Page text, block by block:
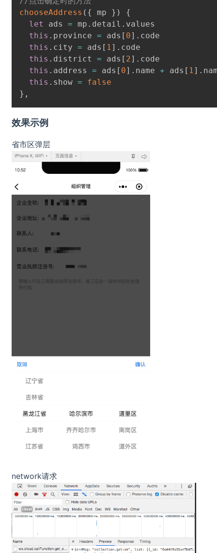
chooseAddress ( { mp } )
{
let
ads = mp . detail . values
this . province = ads [ 0] . code
this . city = ads [ 1] . code
this . district = ads [ 2] . code
this . address = ads [ 0] . name + ads [ 1] .
this . show =
false
} ,
效果示例
省市区弹层
network请求